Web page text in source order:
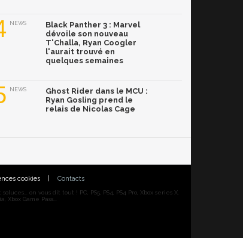
NEWS
Black Panther 3 : Marvel
dévoile son nouveau
T'Challa, Ryan Coogler
l'aurait trouvé en
quelques semaines
NEWS
Ghost Rider dans le MCU :
Ryan Gosling prend le
relais de Nicolas Cage
cookies Contacts
on vous dit tout ! PC, PS5, PS4, PS4 Pro, Xbox series X,
Game Pass...